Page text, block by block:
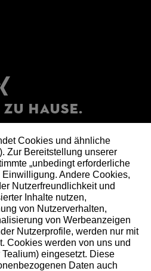
Hause.
und Fortschritt
Natur und kommende
Cookies und ähnliche
Zur Bereitstellung unserer
„unbedingt erforderliche
Andere Cookies,
Nutzerfreundlichkeit und
Inhalte nutzen,
von Nutzerverhalten,
von Werbeanzeigen
Nutzerprofile, werden nur mit
Cookies werden von uns und
eingesetzt. Diese
Daten auch